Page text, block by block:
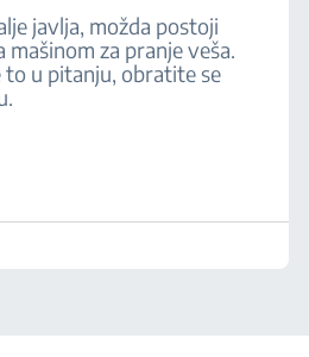
javlja, možda postoji
za pranje veša.
to u pitanju, obratite se